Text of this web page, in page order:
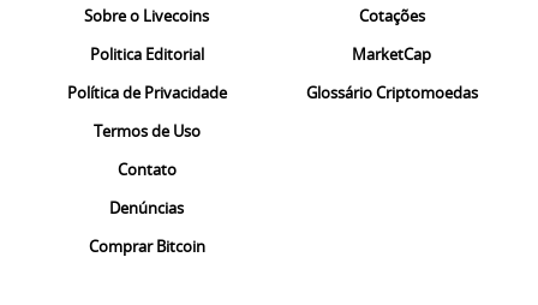
Sobre o Livecoins
Politica Editorial
Política de Privacidade
Termos de Uso
Contato
Denúncias
Comprar Bitcoin
Cotações
MarketCap
Glossário Criptomoedas